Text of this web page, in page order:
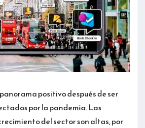
positivo después de ser
por la pandemia. Las
del sector son altas, por